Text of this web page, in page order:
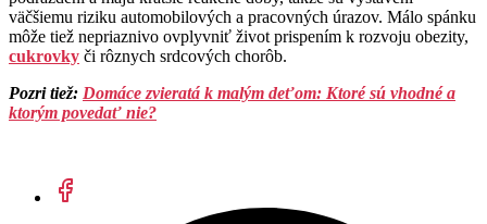
väčšiemu riziku automobilových a pracovných úrazov. Málo spánku
môže tiež nepriaznivo ovplyvniť život prispením k rozvoju obezity,
cukrovky či rôznych srdcových chorôb.
Pozri tiež: Domáce zvieratá k malým deťom: Ktoré sú vhodné a
ktorým povedať nie?